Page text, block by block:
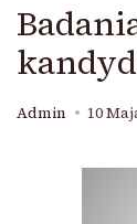
Admin 10